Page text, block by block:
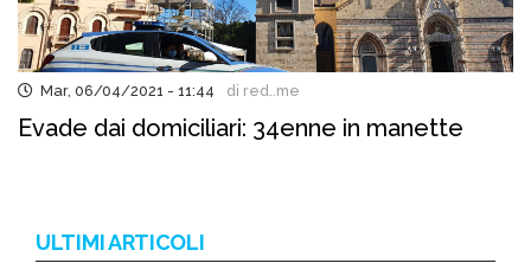
Mar, 06/04/2021 - 11:44 di red..me
Evade dai domiciliari: 34enne in manette
ULTIMI ARTICOLI